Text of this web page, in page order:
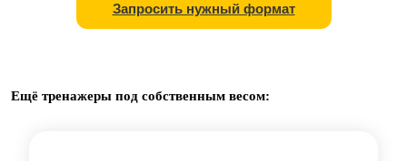
Запросить нужный формат
Ещё тренажеры под собственным весом: